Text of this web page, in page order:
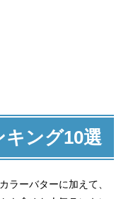
キング10選
ラーバターに加えて、